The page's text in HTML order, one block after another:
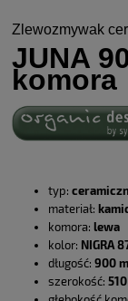
Zlewozmywak
JUNA
komora
typ:
materiał:
komora: lewa
kolor: NIGRA
długość: 900
szerokość: